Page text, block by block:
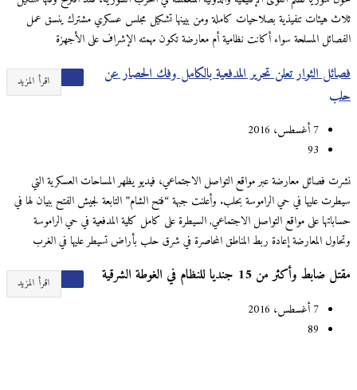
ثلاث هيئات تنفيذية بصلاحيات كاملة ومن بيينها تشكيل مجلس عسكري مشترك ينسق عمل
الفصائل المسلحة سواء أكانت نظامية أم معارضة تكون مهمته الإشراف على الأجهزة
اقرأ المزيد
فصائل الثوار تعلن تحرير المدفعية بالكامل وفك الحصار عن
حلب
93
نشرت فصائل معارضة عبر مواقع التواصل الاجتماعي، فيديو يظهر المساحات العسكرية التي
سيطرت عليها في حي الراموسة بحلب. وأعلنت جبهة “فتح الشام” التابعة لجيش الفتح ببيان لها في
حساباتها على مواقع التواصل الاجتماعي, السيطرة على كامل كلية المدفعية في حي الراموسة
وتحاول المعارضة إعادة ربط المناطق المحاصرة في شرق حلب بأراض تسيطر عليها في الغرب
اقرأ المزيد مقتل ضابط وأكثر من 15 جنديا للنظام في الغوطة الشرقية
89